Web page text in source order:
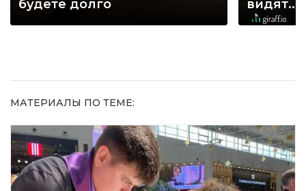
будете долго
видят...
МАТЕРИАЛЫ ПО ТЕМЕ: